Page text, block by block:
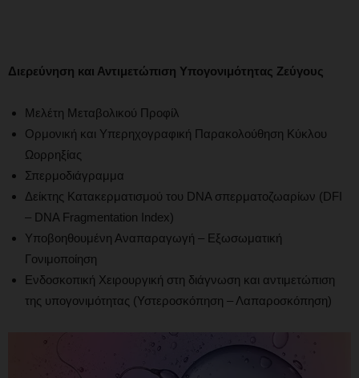
Διερεύνηση και Αντιμετώπιση Υπογονιμότητας Ζεύγους
Μελέτη Μεταβολικού Προφίλ
Ορμονική και Υπερηχογραφική Παρακολούθηση Κύκλου
Ωορρηξίας
Σπερμοδιάγραμμα
Δείκτης Κατακερματισμού του DNA σπερματοζωαρίων (DFI
– DNA Fragmentation Index)
Υποβοηθουμένη Αναπαραγωγή – Εξωσωματική
Γονιμοποίηση
Ενδοσκοπική Χειρουργική στη διάγνωση και αντιμετώπιση
της υπογονιμότητας (Υστεροσκόπηση – Λαπαροσκόπηση)